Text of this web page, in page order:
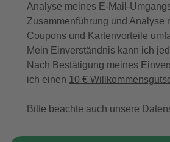
Analyse meines E-Mail-
Zusammenführung und Analyse
Coupons und Kartenvorteile
Mein Einverständnis kann ich
Nach Bestätigung meines
ich einen 10 €
Bitte beachte auch unsere